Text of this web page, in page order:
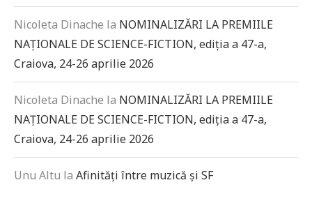
Nicoleta Dinache la NOMINALIZĂRI LA PREMIILE
NAȚIONALE DE SCIENCE-FICTION, ediția a 47-a,
Craiova, 24-26 aprilie 2026
Nicoleta Dinache la NOMINALIZĂRI LA PREMIILE
NAȚIONALE DE SCIENCE-FICTION, ediția a 47-a,
Craiova, 24-26 aprilie 2026
Unu Altu la Afinități între muzică și SF